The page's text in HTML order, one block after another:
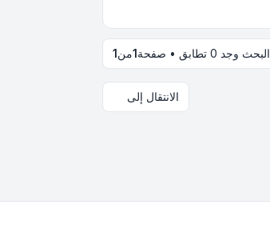
البحث وجد 0 تطابق • صفحة 1من1
الانتقال إلى